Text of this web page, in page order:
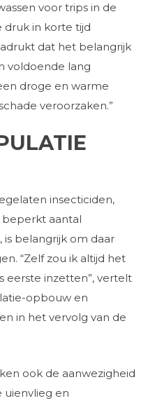
voor trips in de
druk in korte tijd
dat het belangrijk
voldoende lang
droge en warme
veroorzaken.”
insecticiden,
aantal
belangrijk om daar
“Zelf zou ik altijd het
eerste inzetten”, vertelt
opbouw en
in het vervolg van de
ook de aanwezigheid
uienvlieg en